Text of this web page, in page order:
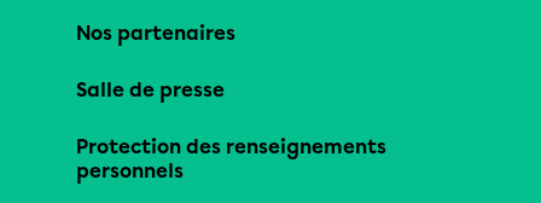
Nos partenaires
Salle de presse
Protection des renseignements
personnels